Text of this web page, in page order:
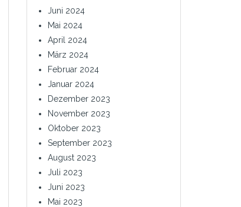
Juni 2024
Mai 2024
April 2024
März 2024
Februar 2024
Januar 2024
Dezember 2023
November 2023
Oktober 2023
September 2023
August 2023
Juli 2023
Juni 2023
Mai 2023